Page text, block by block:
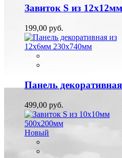
Завиток S из
199,00 руб.
Панель
499,00 руб.
Новый